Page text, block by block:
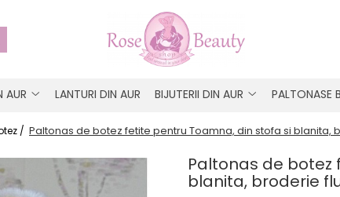
AUR LANTURI DIN AUR BIJUTERII DIN AUR PALTONASE
/ Paltonas de botez fetite pentru Toamna, din stofa si blanita,
Paltonas de botez
blanita, broderie